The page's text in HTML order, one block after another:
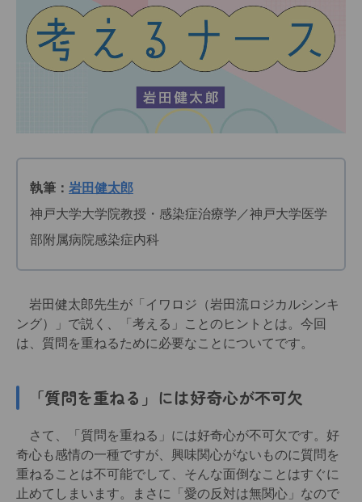
執筆： 岩田健太郎
神戸大学大学院教授・感染症治療学／神戸大学医学
部附属病院感染症内科
岩田健太郎先生が「イワロジ（岩田流ロジカルシンキ
ング）」で説く、「考える」ことのヒントとは。今回
は、質問を重ねるために必要なことについてです。
「質問を重ねる」には好奇心が不可欠
さて、「質問を重ねる」には好奇心が不可欠です。好
奇心も感情の一種ですが、興味関心がないものに質問を
重ねることは不可能でして、そんな面倒なことはすぐに
止めてしまいます。まさに「愛の反対は無関心」なので